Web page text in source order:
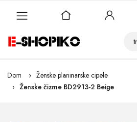
Dom
Ženske planinarske cipele
Ženske čizme BD2913-2 Beige